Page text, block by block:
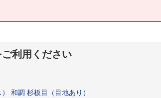
利用ください
和調 杉板目（目地あり）